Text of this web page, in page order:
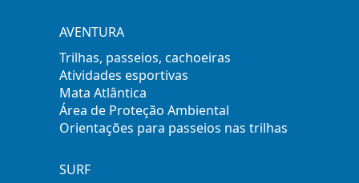
AVENTURA
Trilhas, passeios, cachoeiras
Atividades esportivas
Mata Atlântica
Área de Proteção Ambiental
Orientações para passeios nas trilhas
SURF